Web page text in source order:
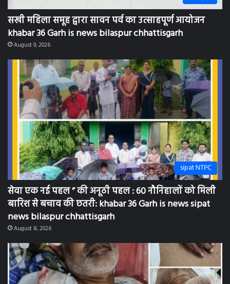
sipat NTPC
सेवा एक नई पहल ” की अनूठी पहल : 60 नौनिहालों को मिली
बारिश से बचाव की छतरी: khabar 36 Garh is news sipat
news bilaspur chhattisgarh
August 8, 2026
मुंगेली
कांग्रेस सचिव तोरन खांडे व पुत्र पर बरछी से जान लेवा हमला,
गंभीर हालत में अस्पताल इलाज जारी सख्त कार्रवाई की मांग
khabar 36 Garh is news Raipur Chhattisgarh
August 8, 2026